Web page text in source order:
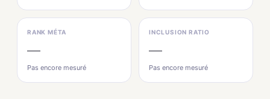
RANK MÉTA
—
Pas encore mesuré
INCLUSION RATIO
—
Pas encore mesuré